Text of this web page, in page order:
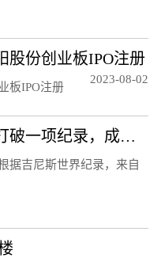
股份创业板IPO注册
板IPO注册
2023-08-02
世界上嘴巴最大的女人又打破一项纪录，成为嘴巴最宽的女性，可以轻松塞进一整盒薯条
据吉尼斯世界纪录，来自